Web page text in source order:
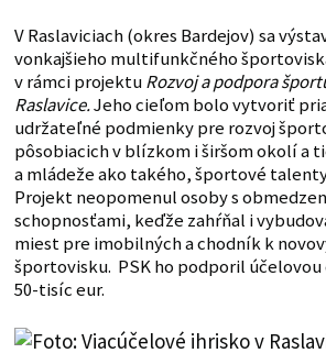
V Raslaviciach (okres Bardejov) sa
vonkajšieho multifunkčného
v rámci projektuRozvoj a podpora
Raslavice.Jeho cieľom bolo vytvoriť
udržateľné podmienky pre rozvoj
pôsobiacich v blízkom i širšom okolí a
a mládeže ako takého, športové
Projekt neopomenul osoby s
schopnosťami, keďže zahŕňal i
miest pre imobilných a chodník k
športovisku. PSK ho podporil účelovou
50-tisíc eur.